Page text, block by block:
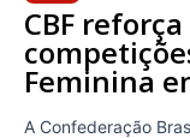
CBF
Feminina
A Confederação